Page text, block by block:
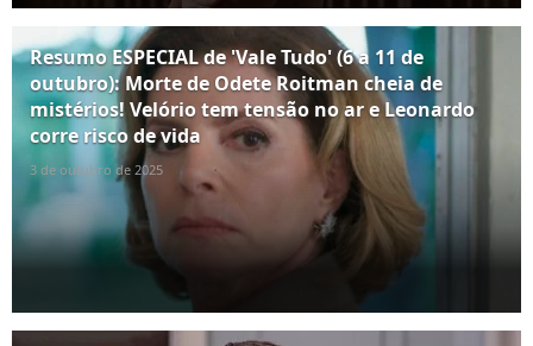
Resumo ESPECIAL de 'Vale Tudo' (6 a 11 de
outubro): Morte de Odete Roitman cheia de
mistérios! Velório tem tensão no ar e Leonardo
corre risco de vida
3 de outubro de 2025